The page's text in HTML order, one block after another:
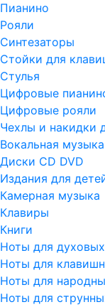
Пианино
Рояли
Синтезаторы
Стойки для
Стулья
Цифровые
Цифровые рояли
Чехлы и накидки
Вокальная музыка
Диски CD DVD
Издания для
Камерная музыка
Клавиры
Книги
Ноты для
Ноты для
Ноты для
Ноты для